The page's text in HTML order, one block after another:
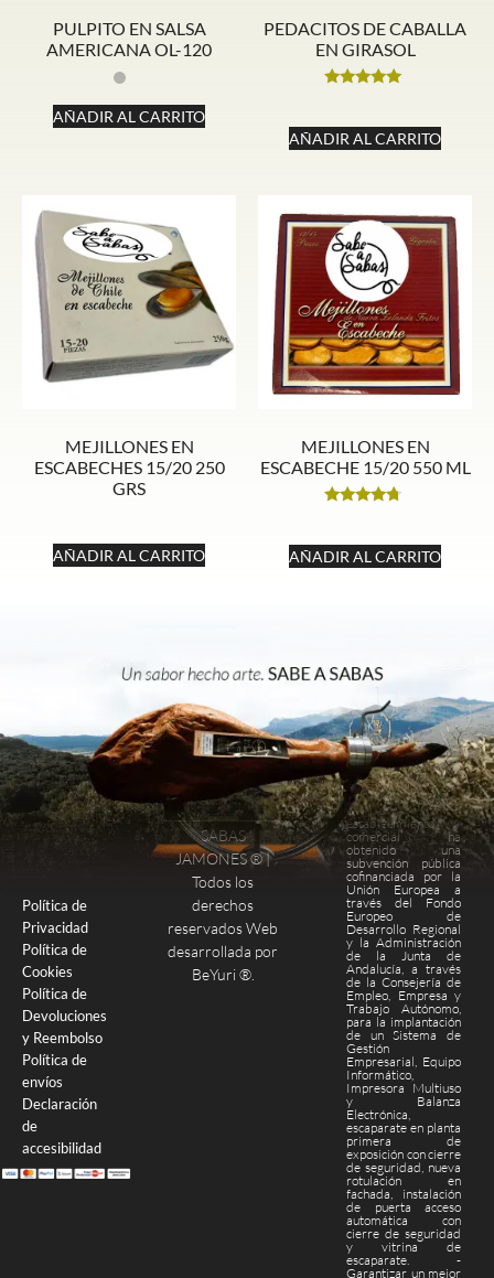
PULPITO EN SALSA
AMERICANA OL-120
AÑADIR AL CARRITO
PEDACITOS DE CABALLA
EN GIRASOL
5.00
de 5
AÑADIR AL CARRITO
MEJILLONES EN
ESCABECHES 15/20 250
GRS
AÑADIR AL CARRITO
MEJILLONES EN
ESCABECHE 15/20 550 ML
4.50
de 5
AÑADIR AL CARRITO
Política de
Privacidad
Política de
Cookies
Política de
Devoluciones
y Reembolso
Política de
envíos
Declaración
de
accesibilidad
SABAS
JAMONES ® |
Todos los
derechos
reservados Web
desarrollada por
BeYuri ®.
Este
establecimiento
comercial ha
obtenido una
subvención pública
cofinanciada por la
Unión Europea a
través del Fondo
Europeo de
Desarrollo Regional
y la Administración
de la Junta de
Andalucía, a través
de la Consejería de
Empleo, Empresa y
Trabajo Autónomo,
para la implantación
de un Sistema de
Gestión
Empresarial, Equipo
Informático,
Impresora Multiuso
y Balanza
Electrónica,
escaparate en planta
primera de
exposición con cierre
de seguridad, nueva
rotulación en
fachada, instalación
de puerta acceso
automática con
cierre de seguridad
y vitrina de
escaparate. -
Garantizar un mejor